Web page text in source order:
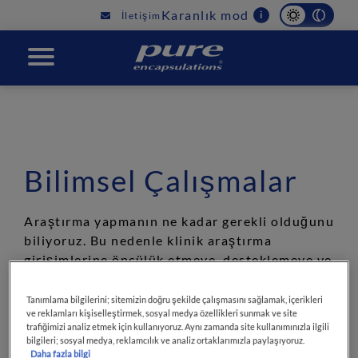
navigation
İletişim Karanlık mod i
PURE
Bilimsel Çalışmalar
Araştırma yapmanın ne kadar gerekli olduğunu
biliyoruz. Bu nedenle klinik araştırma
girişimlerine öncülük etmeye, desteklemeye ve
takviyelerimizin arkasında yatan bilimi
geliştirmeye yardımcı olan ve gittikçe büyüyen
yayınlanmış bir araştırma havuzuna sahip
Tanımlama bilgilerini; sitemizin doğru şekilde çalışmasını sağlamak, içerikleri
ve reklamları kişiselleştirmek, sosyal medya özellikleri sunmak ve site
trafiğimizi analiz etmek için kullanıyoruz. Aynı zamanda site kullanımınızla ilgili
bilgileri; sosyal medya, reklamcılık ve analiz ortaklarımızla paylaşıyoruz.
Daha fazla bilgi